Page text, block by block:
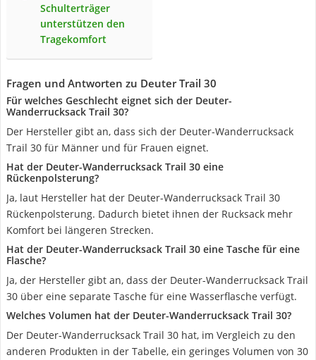
Schulterträger
unterstützen den
Tragekomfort
Fragen und Antworten zu Deuter Trail 30
Für welches Geschlecht eignet sich der Deuter-
Wanderrucksack Trail 30?
Der Hersteller gibt an, dass sich der Deuter-Wanderrucksack
Trail 30 für Männer und für Frauen eignet.
Hat der Deuter-Wanderrucksack Trail 30 eine
Rückenpolsterung?
Ja, laut Hersteller hat der Deuter-Wanderrucksack Trail 30
Rückenpolsterung. Dadurch bietet ihnen der Rucksack mehr
Komfort bei längeren Strecken.
Hat der Deuter-Wanderrucksack Trail 30 eine Tasche für eine
Flasche?
Ja, der Hersteller gibt an, dass der Deuter-Wanderrucksack Trail
30 über eine separate Tasche für eine Wasserflasche verfügt.
Welches Volumen hat der Deuter-Wanderrucksack Trail 30?
Der Deuter-Wanderrucksack Trail 30 hat, im Vergleich zu den
anderen Produkten in der Tabelle, ein geringes Volumen von 30